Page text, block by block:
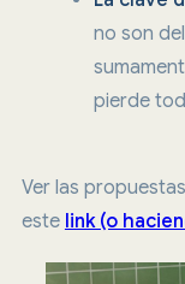
no son
pierde
Ver las
este link (o